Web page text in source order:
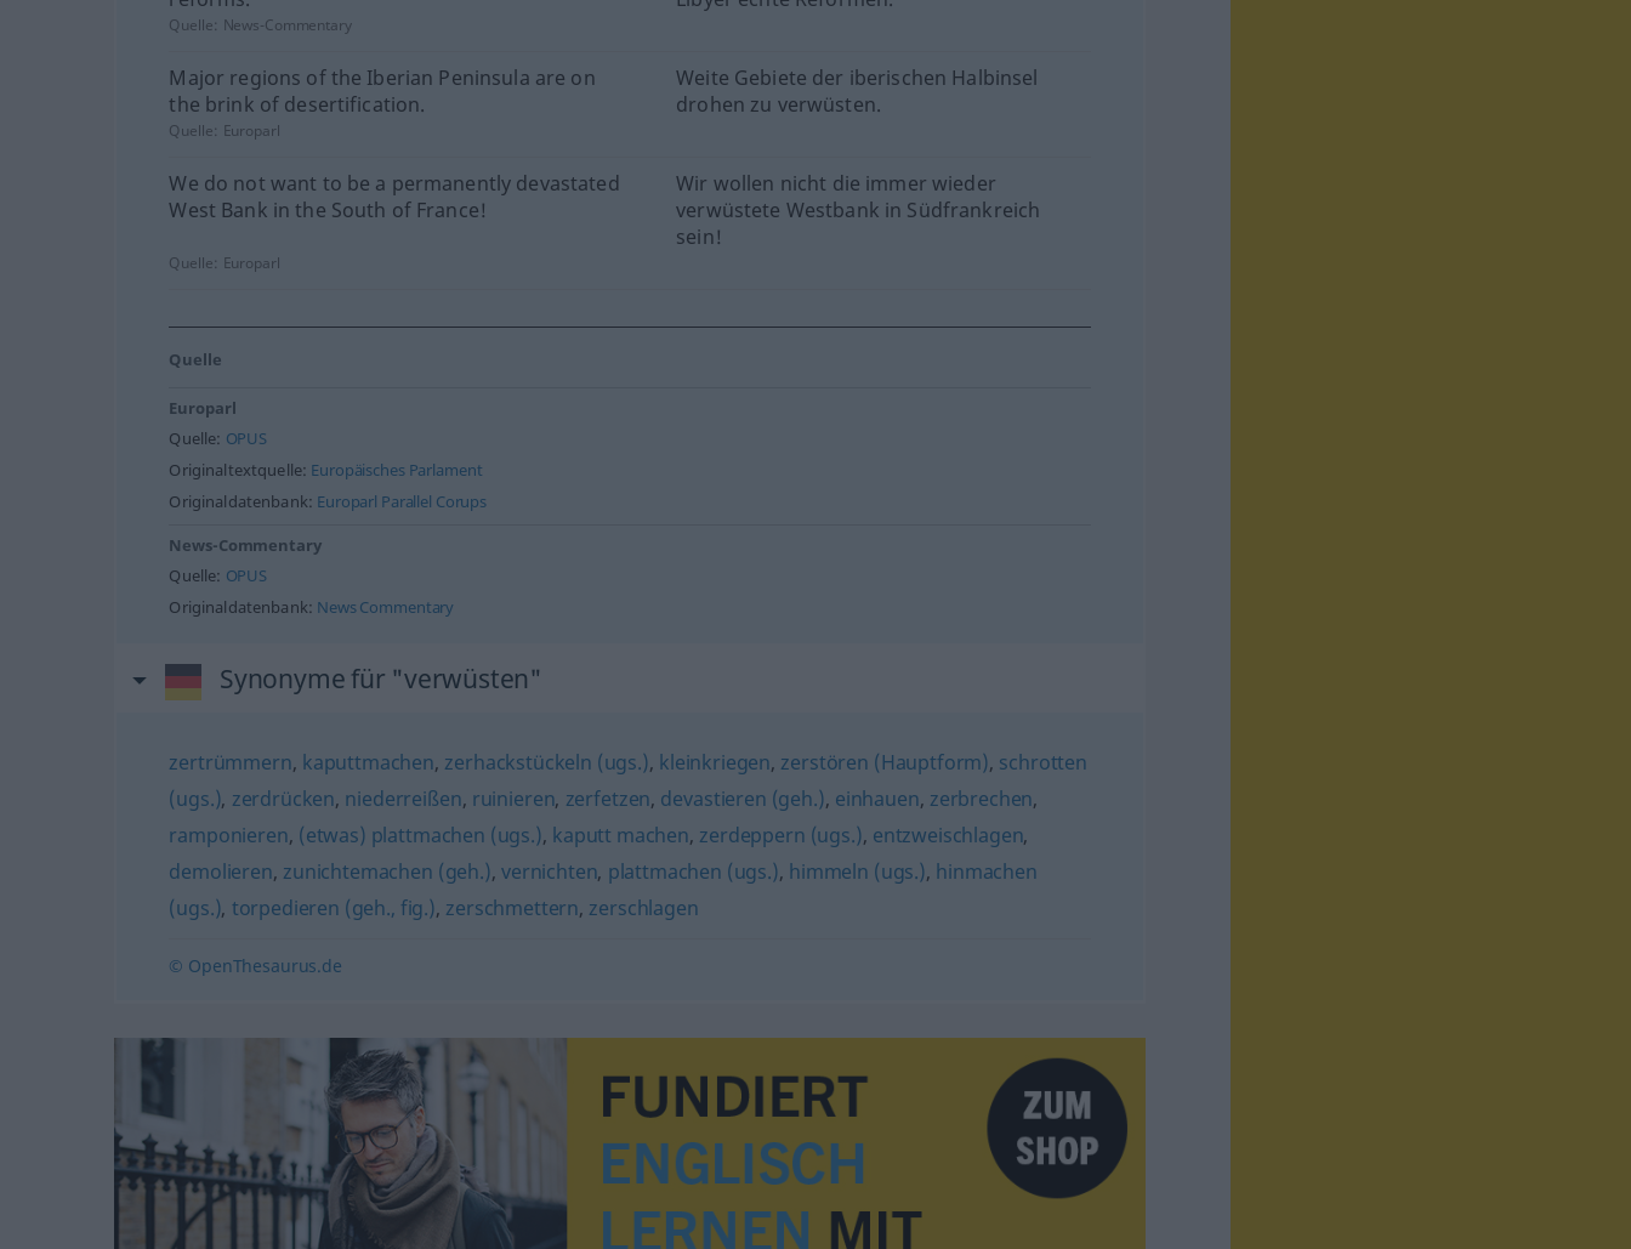
Quelle: News-Commentary
Major regions of the Iberian Peninsula are on
the brink of desertification.
Weite Gebiete der iberischen Halbinsel
drohen zu verwüsten.
Quelle: Europarl
We do not want to be a permanently devastated
West Bank in the South of France!
Wir wollen nicht die immer wieder
verwüstete Westbank in Südfrankreich
sein!
Quelle: Europarl
Quelle
Europarl
Quelle: OPUS
Originaltextquelle: Europäisches Parlament
Originaldatenbank: Europarl Parallel Corups
News-Commentary
Quelle: OPUS
Originaldatenbank: News Commentary
Synonyme für "verwüsten"
zertrümmern, kaputtmachen, zerhackstückeln (ugs.), kleinkriegen, zerstören (Hauptform), schrotten
(ugs.), zerdrücken, niederreißen, ruinieren, zerfetzen, devastieren (geh.), einhauen, zerbrechen,
ramponieren, (etwas) plattmachen (ugs.), kaputt machen, zerdeppern (ugs.), entzweischlagen,
demolieren, zunichtemachen (geh.),vernichten, plattmachen (ugs.), himmeln (ugs.), hinmachen
(ugs.), torpedieren (geh., fig.), zerschmettern, zerschlagen
© OpenThesaurus.de